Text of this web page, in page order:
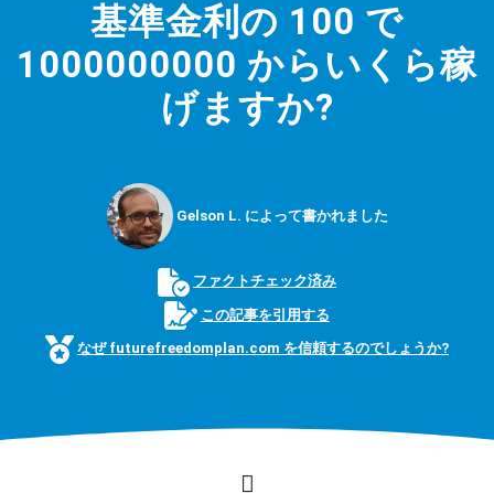
基準金利の 100 で
1000000000 からいくら稼
げますか?
Gelson L. によって書かれました
ファクトチェック済み
この記事を引用する
なぜ futurefreedomplan.com を信頼するのでしょうか?